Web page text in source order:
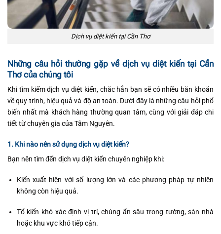
Dịch vụ diệt kiến tại Cần Thơ
Những câu hỏi thường gặp về dịch vụ diệt kiến tại Cần
Thơ của chúng tôi
Khi tìm kiếm dịch vụ diệt kiến, chắc hẳn bạn sẽ có nhiều băn khoăn
về quy trình, hiệu quả và độ an toàn. Dưới đây là những câu hỏi phổ
biến nhất mà khách hàng thường quan tâm, cùng với giải đáp chi
tiết từ chuyên gia của Tâm Nguyên.
1. Khi nào nên sử dụng dịch vụ diệt kiến?
Bạn nên tìm đến dịch vụ diệt kiến chuyên nghiệp khi:
Kiến xuất hiện với số lượng lớn và các phương pháp tự nhiên
không còn hiệu quả.
Tổ kiến khó xác định vị trí, chúng ẩn sâu trong tường, sàn nhà
hoặc khu vực khó tiếp cận.